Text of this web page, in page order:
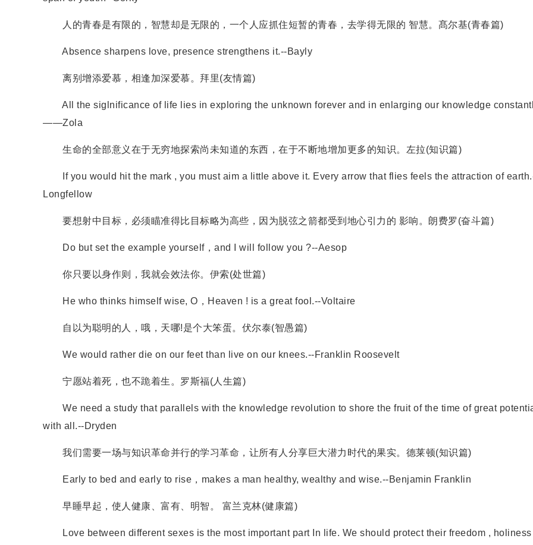
人的青春是有限的，智慧却是无限的，一个人应抓住短暂的青春，去学得无限的 智慧。髙尔基(青春篇)
Absence sharpens love, presence strengthens it.--Bayly
离别增添爱慕，相逢加深爱慕。拜里(友情篇)
All the siglnificance of life lies in exploring the unknown forever and in enlarging our knowledge
——Zola
生命的全部意义在于无穷地探索尚未知道的东西，在于不断地增加更多的知识。左拉(知识篇)
If you would hit the mark , you must aim a little above it. Every arrow that flies feels the attraction of
Longfellow
要想射中目标，必须瞄准得比目标略为高些，因为脱弦之箭都受到地心引力的 影响。朗费罗(奋斗篇)
Do but set the example yourself，and I will follow you ?--Aesop
你只要以身作则，我就会效法你。伊索(处世篇)
He who thinks himself wise, O，Heaven ! is a great fool.--Voltaire
自以为聪明的人，哦，天哪!是个大笨蛋。伏尔泰(智愚篇)
We would rather die on our feet than live on our knees.--Franklin Roosevelt
宁愿站着死，也不跪着生。罗斯福(人生篇)
We need a study that parallels with the knowledge revolution to shore the fruit of the time of great
with all.--Dryden
我们需要一场与知识革命并行的学习革命，让所有人分享巨大潜力时代的果实。德莱顿(知识篇)
Early to bed and early to rise，makes a man healthy, wealthy and wise.--Benjamin Franklin
早睡早起，使人健康、富有、明智。 富兰克林(健康篇)
Love between different sexes is the most important part In life. We should protect their freedom , holiness